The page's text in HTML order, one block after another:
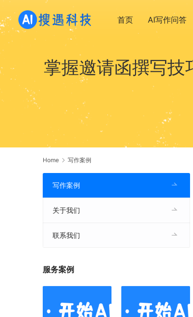
首页 AI写作问答
掌握邀请函撰写技
Home 写作案例
写作案例
关于我们
联系我们
服务案例